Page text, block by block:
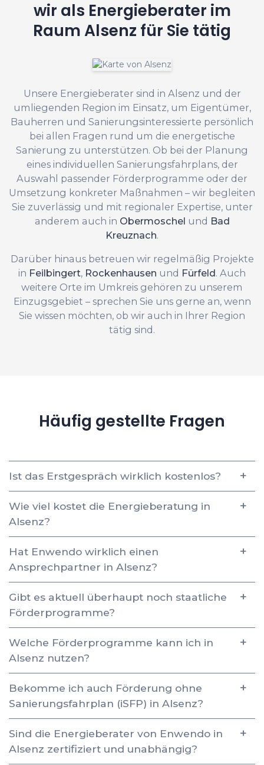
wir als Energieberater im
Raum Alsenz für Sie tätig
Unsere Energieberater sind in Alsenz und der
umliegenden Region im Einsatz, um Eigentümer,
Bauherren und Sanierungsinteressierte persönlich
bei allen Fragen rund um die energetische
Sanierung zu unterstützen. Ob bei der Planung
eines individuellen Sanierungsfahrplans, der
Auswahl passender Förderprogramme oder der
Umsetzung konkreter Maßnahmen – wir begleiten
Sie zuverlässig und mit regionaler Expertise, unter
anderem auch in Obermoschel und Bad
Kreuznach.
Darüber hinaus betreuen wir regelmäßig Projekte
in Feilbingert, Rockenhausen und Fürfeld. Auch
weitere Orte im Umkreis gehören zu unserem
Einzugsgebiet – sprechen Sie uns gerne an, wenn
Sie wissen möchten, ob wir auch in Ihrer Region
tätig sind.
Häufig gestellte Fragen
Ist das Erstgespräch wirklich kostenlos?
Wie viel kostet die Energieberatung in
Alsenz?
Hat Enwendo wirklich einen
Ansprechpartner in Alsenz?
Gibt es aktuell überhaupt noch staatliche
Förderprogramme?
Welche Förderprogramme kann ich in
Alsenz nutzen?
Bekomme ich auch Förderung ohne
Sanierungsfahrplan (iSFP) in Alsenz?
Sind die Energieberater von Enwendo in
Alsenz zertifiziert und unabhängig?